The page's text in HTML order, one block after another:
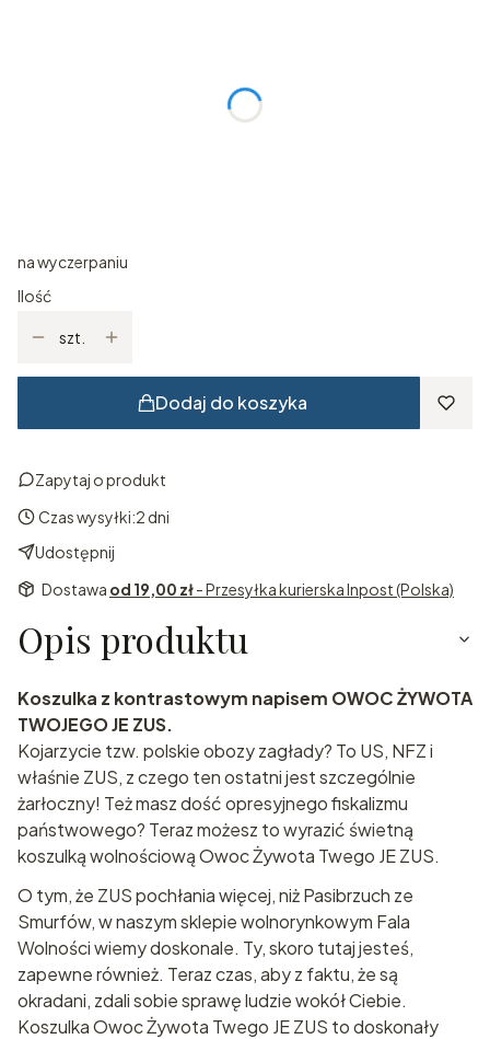
na wyczerpaniu
Ilość
szt.
Dodaj do koszyka
Zapytaj o produkt
Czas wysyłki:2 dni
Udostępnij
Dostawa od 19,00 zł- Przesyłka kurierska Inpost (Polska)
Opis produktu
Koszulka z kontrastowym napisem OWOC ŻYWOTA
TWOJEGO JE ZUS.
Kojarzycie tzw. polskie obozy zagłady? To US, NFZ i
właśnie ZUS, z czego ten ostatni jest szczególnie
żarłoczny! Też masz dość opresyjnego fiskalizmu
państwowego? Teraz możesz to wyrazić świetną
koszulką wolnościową Owoc Żywota Twego JE ZUS.
O tym, że ZUS pochłania więcej, niż Pasibrzuch ze
Smurfów, w naszym sklepie wolnorynkowym Fala
Wolności wiemy doskonale. Ty, skoro tutaj jesteś,
zapewne również. Teraz czas, aby z faktu, że są
okradani, zdali sobie sprawę ludzie wokół Ciebie.
Koszulka Owoc Żywota Twego JE ZUS to doskonały